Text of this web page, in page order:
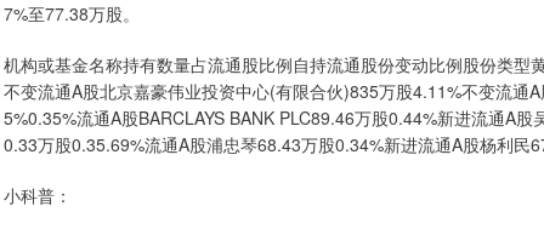
7%至77.38万股。
机构或基金名称持有数量占流通股比例自持流通股份变动比例股份类
不变流通A股北京嘉豪伟业投资中心(有限合伙)835万股4.11%不变流
5%0.35%流通A股BARCLAYS BANK PLC89.46万股0.44%新进流通A
0.33万股0.35.69%流通A股浦忠琴68.43万股0.34%新进流通A股杨利民
小科普：